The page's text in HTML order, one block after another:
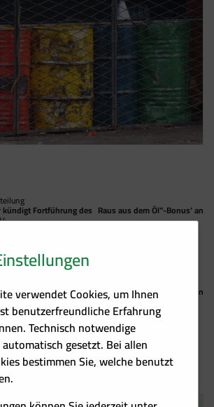
kündigt Fortführung des „Raus aus dem Öl“-Bonus‘ an
kündigt Fortführung des „Raus aus dem Öl“-Bonus‘ an
verwendet Cookies, um Ihnen
benutzerfreundliche Erfahrung
Technisch notwendige
gesetzt. Bei allen
bestimmen Sie, welche benutzt